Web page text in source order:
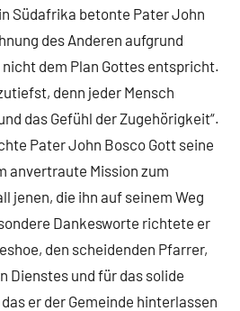
Südafrika betonte Pater John
des Anderen aufgrund
dem Plan Gottes entspricht.
denn jeder Mensch
das Gefühl der Zugehörigkeit“.
Pater John Bosco Gott seine
anvertraute Mission zum
jenen, die ihn auf seinem Weg
Dankesworte richtete er
den scheidenden Pfarrer,
Dienstes und für das solide
er der Gemeinde hinterlassen